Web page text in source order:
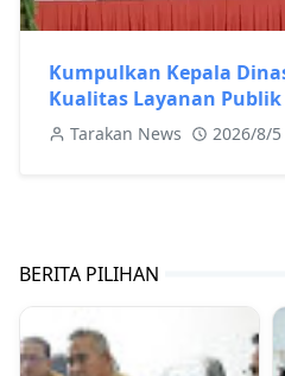
Kumpulkan Kepala
Kualitas Layanan
Tarakan News 2026/8/5
BERITA PILIHAN